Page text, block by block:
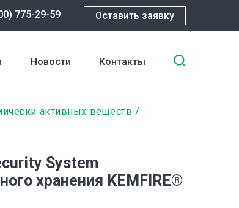
775-29-59 Оставить заявку
Новости Контакты
активных веществ
System
хранения KEMFIRE®